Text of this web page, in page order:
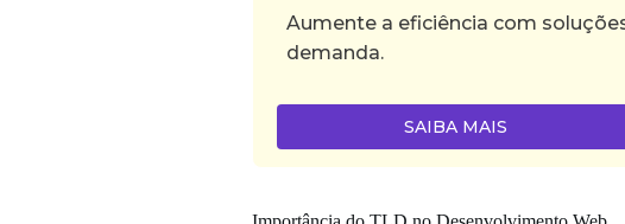
Aumente a eficiência com
demanda.
SAIBA MAIS